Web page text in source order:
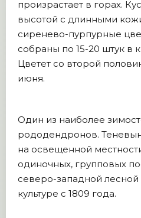
произрастает в горах.
высотой с длинными
сиренево-пурпурные
собраны по 15-20 штук в
Цветет со второй
июня.
Один из наиболее
рододендронов.
на освещенной
одиночных, групповых
северо-западной
культуре с 1809 года.